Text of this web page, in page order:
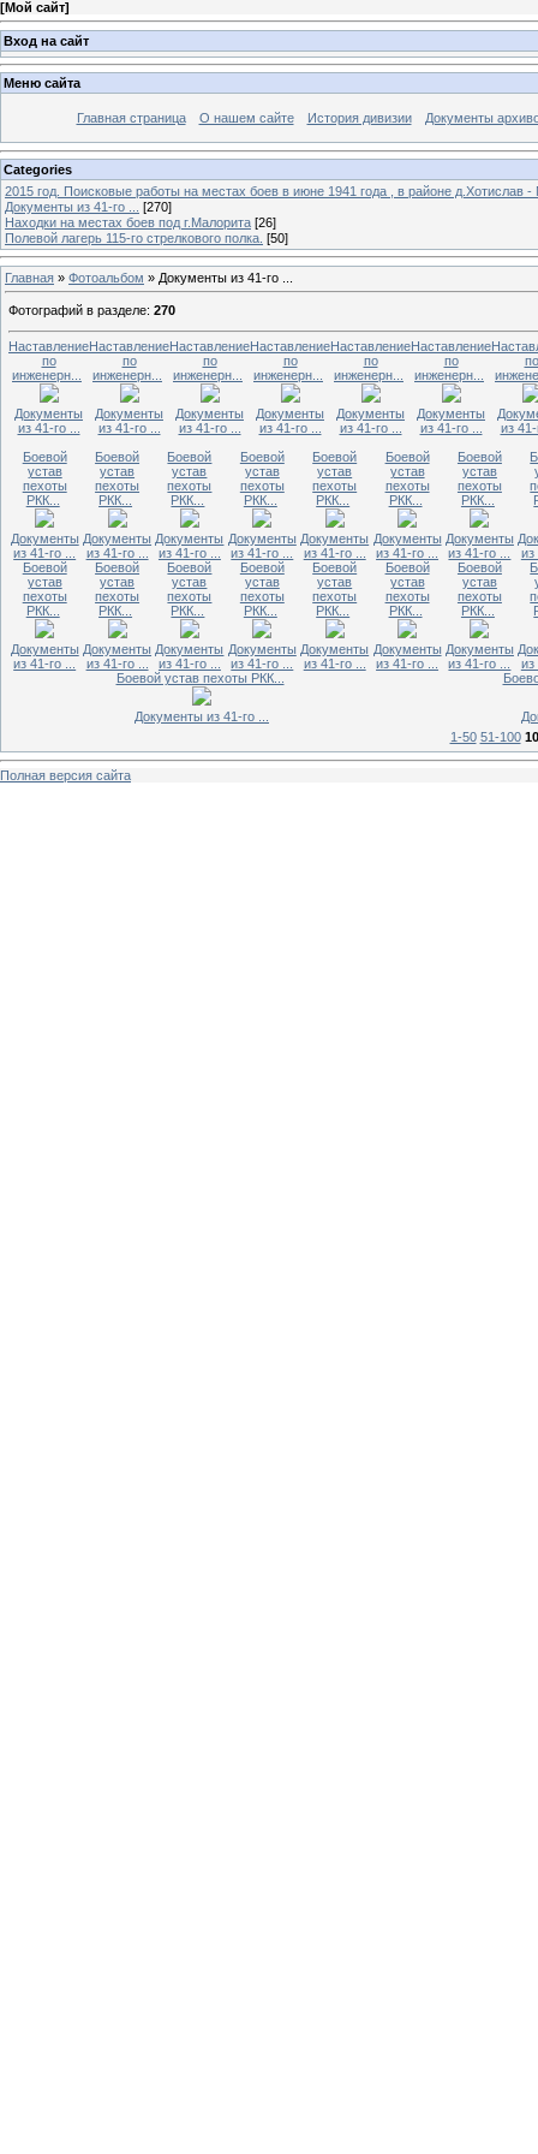
[Мой сайт]
Вход на сайт
Меню сайта
Главная страница О нашем сайте История дивизии Документы
Categories
2015 год. Поисковые работы на местах боев в июне 1941 года , в районе д.Хотислав -
Документы из 41-го ...
[270]
Находки на местах боев под г.Малорита [26]
Полевой лагерь 115-го стрелкового полка. [50]
Главная » Фотоальбом » Документы из 41-го ...
Фотографий в разделе: 270
Наставление
по
инженерн...
Документы
из 41-го ...
Наставление
по
инженерн...
Документы
из 41-го ...
Наставление
по
инженерн...
Документы
из 41-го ...
Наставление
по
инженерн...
Документы
из 41-го ...
Наставление
по
инженерн...
Документы
из 41-го ...
Наставление
по
инженерн...
Документы
из 41-го ...
по
из 41-
Боевой
устав
пехоты
РКК...
Документы
из 41-го ...
Боевой
устав
пехоты
РКК...
Документы
из 41-го ...
Боевой
устав
пехоты
РКК...
Документы
из 41-го ...
Боевой
устав
пехоты
РКК...
Документы
из 41-го ...
Боевой
устав
пехоты
РКК...
Документы
из 41-го ...
Боевой
устав
пехоты
РКК...
Документы
из 41-го ...
Боевой
устав
пехоты
РКК...
Документы
из 41-го ...
из
Боевой
устав
пехоты
РКК...
Документы
из 41-го ...
Боевой
устав
пехоты
РКК...
Документы
из 41-го ...
Боевой
устав
пехоты
РКК...
Документы
из 41-го ...
Боевой
устав
пехоты
РКК...
Документы
из 41-го ...
Боевой
устав
пехоты
РКК...
Документы
из 41-го ...
Боевой
устав
пехоты
РКК...
Документы
из 41-го ...
Боевой
устав
пехоты
РКК...
Документы
из 41-го ...
из
Боевой устав пехоты РКК...
Документы из 41-го ...
1-50 51-100
Полная версия сайта